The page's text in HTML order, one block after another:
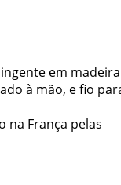
em madeira
à mão, e fio
na França pelas